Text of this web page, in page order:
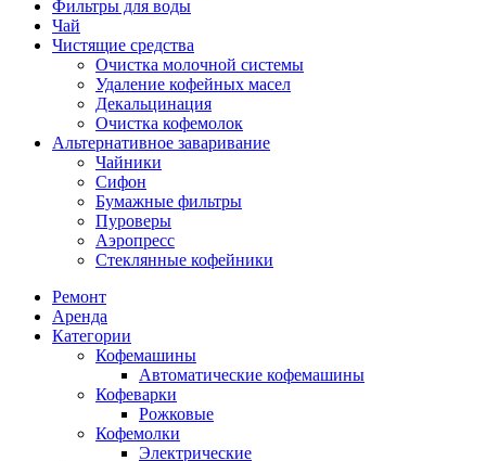
Фильтры для воды
Чай
Чистящие средства
Очистка молочной системы
Удаление кофейных масел
Декальцинация
Очистка кофемолок
Альтернативное заваривание
Чайники
Сифон
Бумажные фильтры
Пуроверы
Аэропресс
Стеклянные кофейники
Ремонт
Аренда
Категории
Кофемашины
Автоматические кофемашины
Кофеварки
Рожковые
Кофемолки
Электрические